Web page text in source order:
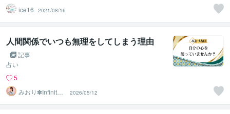
ice16
2021/08/16
人間関係でいつも無理をしてしまう理由
記事
占い
5
みおり✽Infinity8
✽
2026/05/12